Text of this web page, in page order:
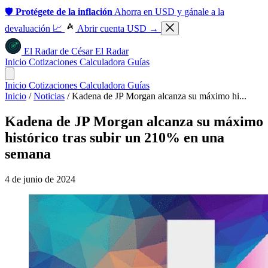
🛡️ Protégete de la inflación Ahorra en USD y gánale a la
devaluación 📈
Abrir cuenta USD →
El Radarde César El Radar
Inicio Cotizaciones Calculadora Guías
Inicio Cotizaciones Calculadora Guías
Inicio / Noticias / Kadena de JP Morgan alcanza su máximo hi...
Kadena de JP Morgan alcanza su máximo
histórico tras subir un 210% en una
semana
4 de junio de 2024